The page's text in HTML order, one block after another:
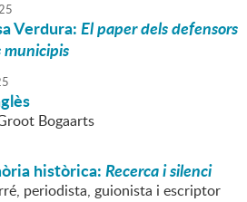
Verdura:El paper dels defensors
Bogaarts
històrica:Recerca i silenci
periodista, guionista i escriptor